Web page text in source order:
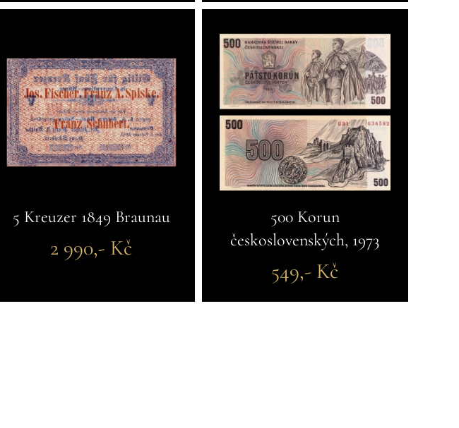
5 Kreuzer 1849 Braunau
2 990,- Kč
500 Korun
československých, 1973
549,- Kč